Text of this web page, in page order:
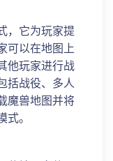
，它为玩家提
可以在地图上
他玩家进行战
括战役、多人
魔兽地图并将
。